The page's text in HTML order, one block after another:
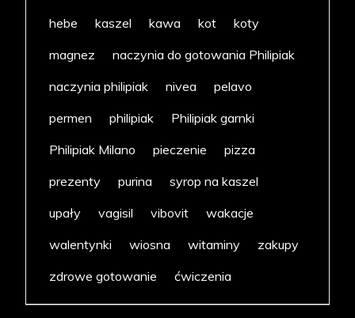
hebe
kaszel kawa kot
koty
magnez
naczynia do gotowania Philipiak
naczynia philipiak
nivea
pelavo
permen
philipiak
Philipiak garnki
Philipiak Milano
pieczenie
pizza
prezenty
purina
syrop na kaszel
upały
vagisil vibovit
wakacje
walentynki
wiosna witaminy
zakupy
zdrowe gotowanie
ćwiczenia